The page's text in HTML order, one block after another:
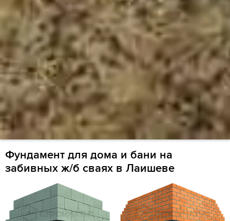
Фундамент для дома и бани на
забивных ж/б сваях в Лаишеве